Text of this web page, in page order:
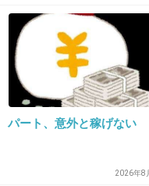
そんなバカいねぇだ
33. 匿名 2013/10/10(木) 23:43:04
パート、意外と稼げない
2026年8